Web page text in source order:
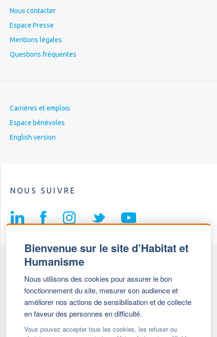
Bienvenue sur le site d’Habitat et
Humanisme
Nous utilisons des cookies pour assurer le bon
fonctionnement du site, mesurer son audience et
améliorer nos actions de sensibilisation et de collecte
en faveur des personnes en difficulté.
Vous pouvez accepter tous les cookies, les refuser ou
Nous contacter
Espace Presse
Mentions légales
Questions fréquentes
Carrières et emplois
Espace bénévoles
English version
NOUS SUIVRE
69647 Caluire et Cuire cedex
+ 33 (0)4 72 27 42 58